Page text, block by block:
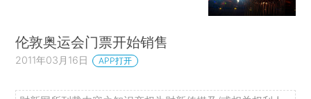
伦敦奥运会门票开始销售
2011年03月16日 APP打开